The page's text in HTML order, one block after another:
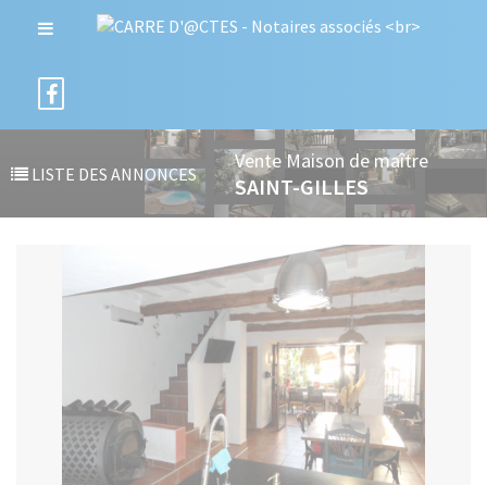
LISTE DES ANNONCES
Vente Maison de maître
SAINT-GILLES